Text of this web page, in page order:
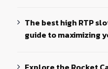
The best high RTP
guide to maximizing